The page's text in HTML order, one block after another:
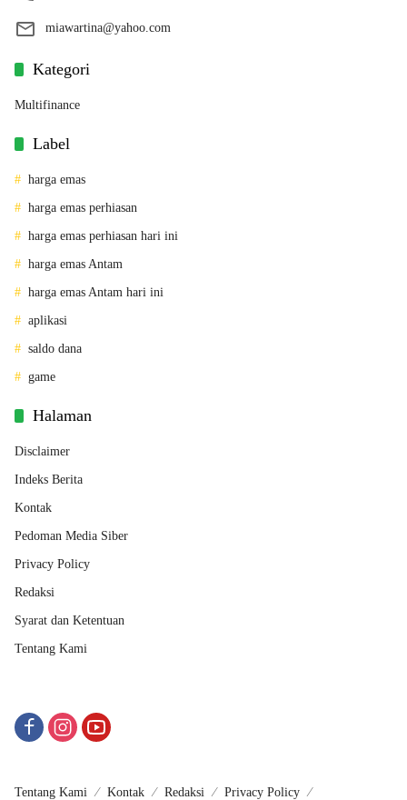
miawartina@yahoo.com
Kategori
Multifinance
Label
harga emas
harga emas perhiasan
harga emas perhiasan hari ini
harga emas Antam
harga emas Antam hari ini
aplikasi
saldo dana
game
Halaman
Disclaimer
Indeks Berita
Kontak
Pedoman Media Siber
Privacy Policy
Redaksi
Syarat dan Ketentuan
Tentang Kami
Tentang Kami Kontak Redaksi Privacy Policy